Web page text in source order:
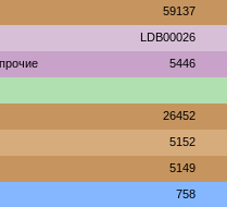
59137
LDB00026
5446
26452
5152
5149
758